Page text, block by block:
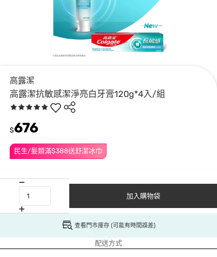
高露潔
高露潔抗敏感潔淨亮白牙膏120g*4入/組
民生/髮類滿$388送舒潔冰巾
$676
加入購物袋
查看門市庫存 (可能有時間誤差)
配送方式